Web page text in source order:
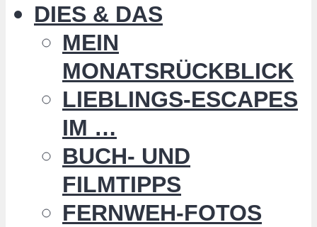
DIES & DAS
MEIN
MONATSRÜCKBLICK
LIEBLINGS-ESCAPES
IM …
BUCH- UND
FILMTIPPS
FERNWEH-FOTOS